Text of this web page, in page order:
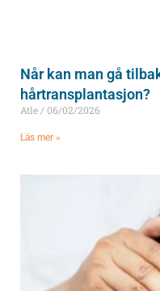
Når kan man gå
hårtransplantasjon?
Atle 06/02/2026
Läs mer »